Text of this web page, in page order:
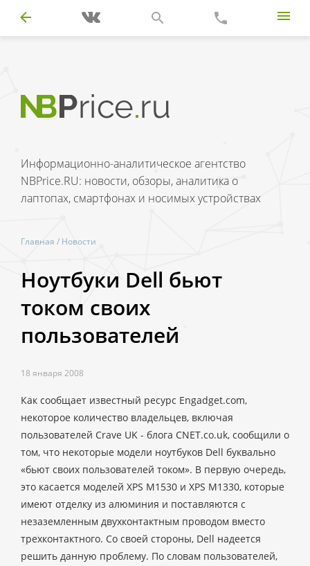
Информационно-аналитическое агентство
NBPrice.RU: новости, обзоры, аналитика о
лаптопах, смартфонах и носимых устройствах
Главная / Новости
Ноутбуки Dell бьют
током своих
пользователей
18 января 2008
Как сообщает известный ресурс Engadget.com,
некоторое количество владельцев, включая
пользователей Crave UK - блога CNET.co.uk, сообщили о
том, что некоторые модели ноутбуков Dell буквально
«бьют своих пользователей током». В первую очередь,
это касается моделей XPS M1530 и XPS M1330, которые
имеют отделку из алюминия и поставляются с
незаземленным двухконтактным проводом вместо
трехконтактного. Со своей стороны, Dell надеется
решить данную проблему. По словам пользователей,